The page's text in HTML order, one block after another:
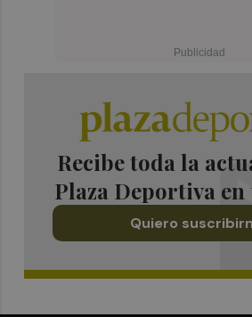
Recibe toda la
Plaza Deportiva
Quiero